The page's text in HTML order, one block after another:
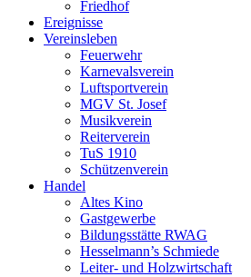
Friedhof
Ereignisse
Vereinsleben
Feuerwehr
Karnevalsverein
Luftsportverein
MGV St. Josef
Musikverein
Reiterverein
TuS 1910
Schützenverein
Handel
Altes Kino
Gastgewerbe
Bildungsstätte RWAG
Hesselmann’s Schmiede
Leiter- und Holzwirtschaft